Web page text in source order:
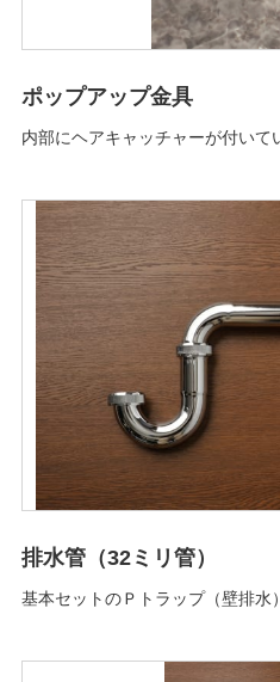
ポップアップ金具
内部にヘアキャッチャーが付いて
排水管（32ミリ管）
基本セットのＰトラップ（壁排水